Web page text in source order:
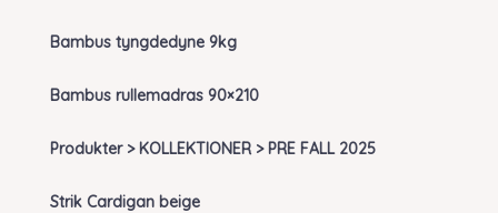
Bambus tyngdedyne 9kg
Bambus rullemadras 90×210
Produkter > KOLLEKTIONER > PRE FALL 2025
Strik Cardigan beige